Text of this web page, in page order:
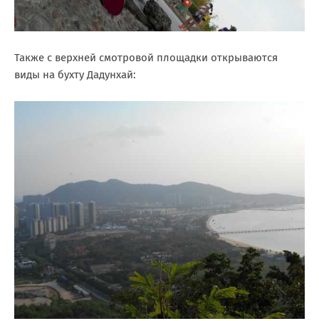
Также с верхней смотровой площадки открываются
виды на бухту Дадунхай: